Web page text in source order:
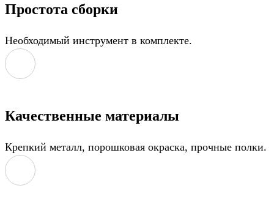
Простота сборки
Необходимый инструмент в комплекте.
Качественные материалы
Крепкий металл, порошковая окраска, прочные полки.